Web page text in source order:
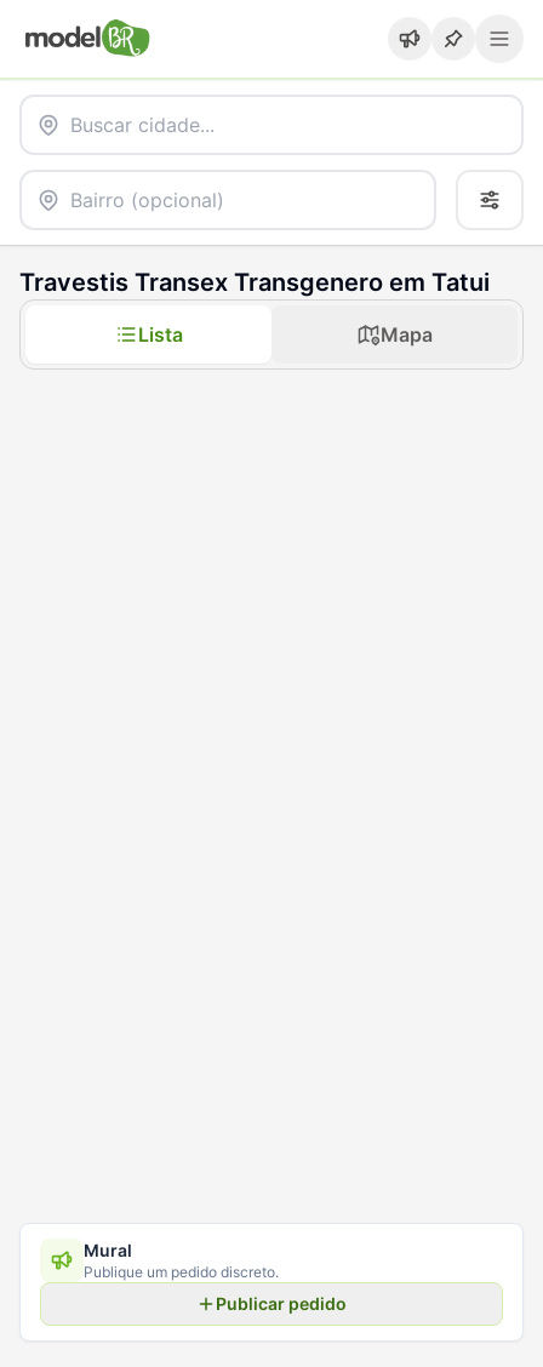
Travestis Transex Transgenero em Tatui
Lista Mapa
Mural
Publique um pedido discreto.
Publicar pedido